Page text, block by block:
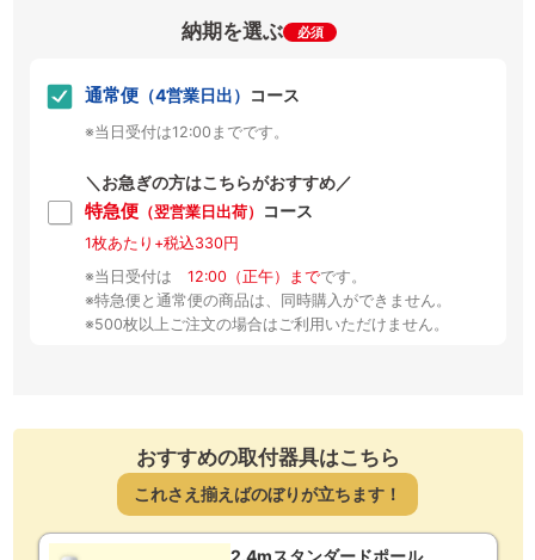
納期を選ぶ 必須
通常便（4営業日出） コース
※当日受付は12:00までです。
＼お急ぎの方はこちらがおすすめ／
特急便（翌営業日出荷） コース
1枚あたり+税込330円
※当日受付は 12:00（正午）までです。
※特急便と通常便の商品は、同時購入ができません。
※500枚以上ご注文の場合はご利用いただけません。
おすすめの取付器具はこちら
これさえ揃えばのぼりが立ちます！
2.4mスタンダードポール